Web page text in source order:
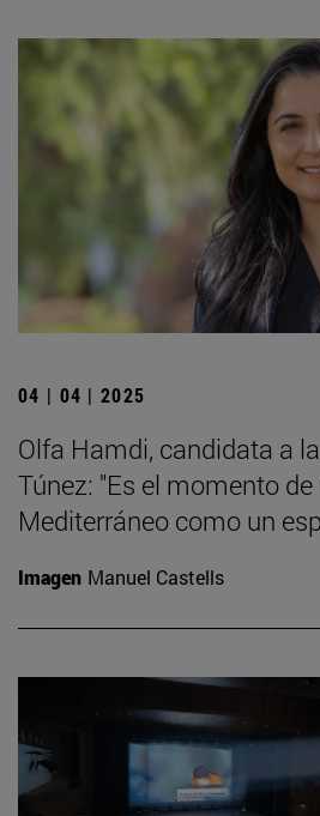
04 | 04 | 2025
Olfa Hamdi, candidata a
Túnez: "Es el momento
Mediterráneo como un
Imagen Manuel Castells